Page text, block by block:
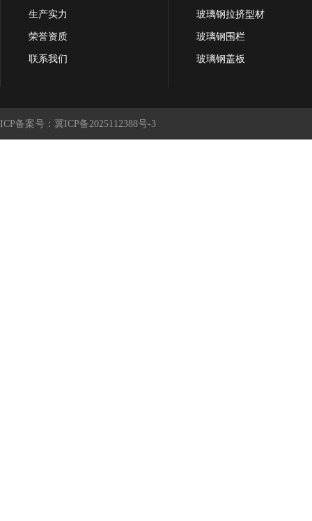
生产实力
荣誉资质
联系我们
玻璃钢拉挤型材
玻璃钢围栏
玻璃钢盖板
ICP备案号：冀ICP备2025112388号-3